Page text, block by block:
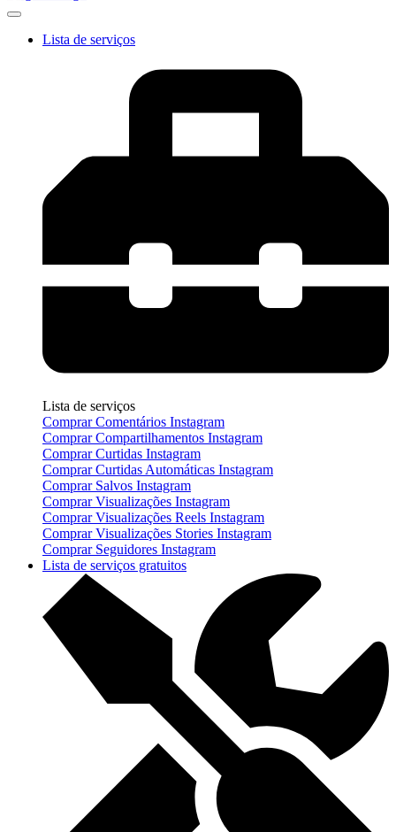
Lista de serviços
Lista de serviços
Comprar Comentários Instagram
Comprar Compartilhamentos Instagram
Comprar Curtidas Instagram
Comprar Curtidas Automáticas Instagram
Comprar Salvos Instagram
Comprar Visualizações Instagram
Comprar Visualizações Reels Instagram
Comprar Visualizações Stories Instagram
Comprar Seguidores Instagram
Lista de serviços gratuitos